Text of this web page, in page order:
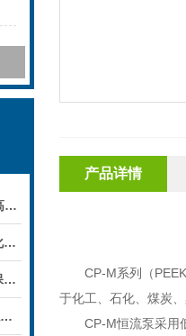
琛航科技：康诺新推出HF系列高压恒流泵
琛航公司精彩亮相2025全国催化学术会议
琛航科技： 2025 Scienhome保护柱年中赠送活动
琛航科技：当前关税博弈中，稳定的货源可解您燃眉之急
产品详情
CP-M系列（PEEK
于化工、石化、煤炭
CP-M恒流泵采用